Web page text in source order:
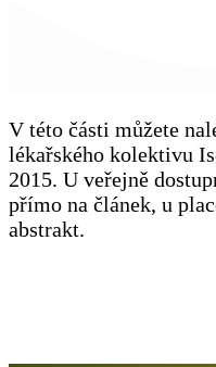
V této části můžete
lékařského kolektivu
2015. U veřejně
přímo na článek, u
abstrakt.